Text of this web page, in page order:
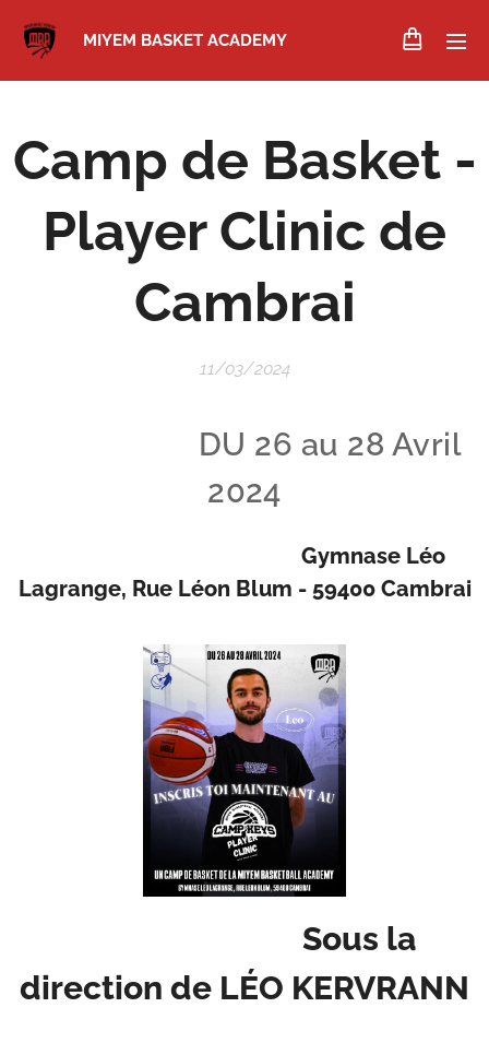
MIYEM BASKET ACADEMY
Camp de Basket -
Player Clinic de
Cambrai
11/03/2024
DU 26 au 28 Avril
2024
Gymnase Léo
Lagrange, Rue Léon Blum - 59400 Cambrai
Sous la
direction de LÉO KERVRANN